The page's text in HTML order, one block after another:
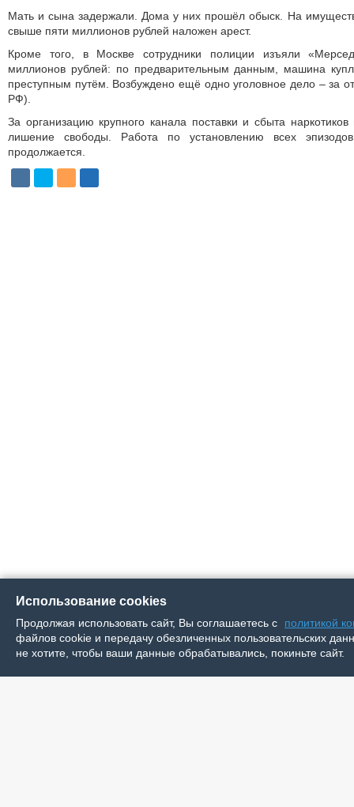
Мать и сына задержали. Дома у них прошёл обыск. На
свыше пяти миллио­нов рублей наложен арест.
Кроме того, в Москве сотрудники полиции изъяли
миллионов рублей: по предварительным данным, машина
преступным путём. Возбуждено ещё одно уголовное дело – за
РФ).
За организацию крупного канала поставки и сбыта
лишение свободы. Работа по установлению всех эпизодов
продолжается.
Использование cookies
Продолжая использовать сайт, Вы соглашаетесь с
политикой
файлов cookie и передачу обезличенных пользовательских
не хотите, чтобы ваши данные обрабатывались, покиньте сайт.